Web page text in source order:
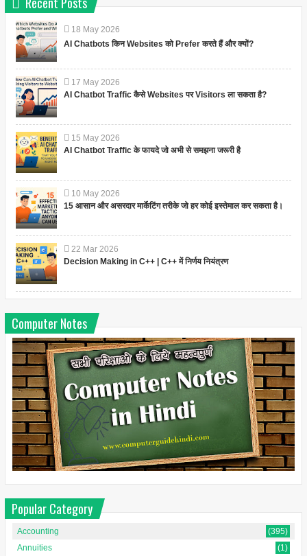
18 May 2026
AI Chatbots किन Websites को Prefer करते हैं और क्यों?
17 May 2026
AI Chatbot Traffic कैसे Websites पर Visitors ला सकता है?
15 May 2026
AI Chatbot Traffic के फायदे जो अभी से समझना जरूरी है
10 May 2026
15 आसान और असरदार मार्केटिंग तरीके जो हर कोई इस्तेमाल कर सकता है।
22 Mar 2026
Decision Making in C++ | C++ में निर्णय नियंत्रण
Computer Notes
Popular Category
Accounting
(395)
Annuities
(1)